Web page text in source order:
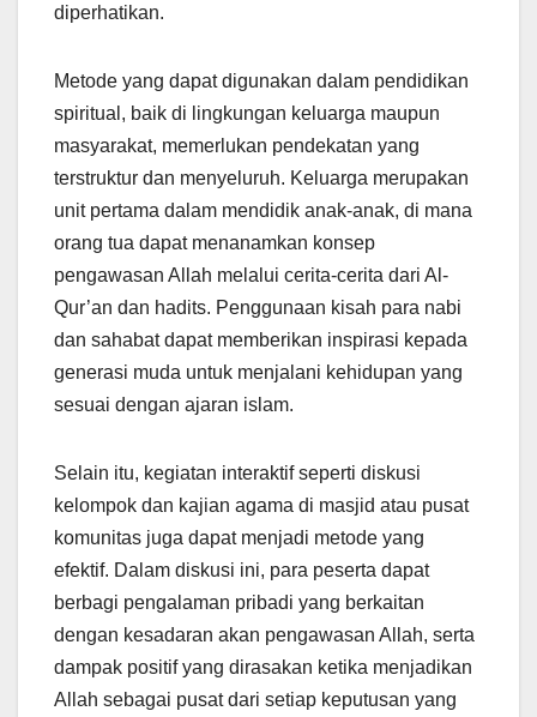
diperhatikan.
Metode yang dapat digunakan dalam pendidikan
spiritual, baik di lingkungan keluarga maupun
masyarakat, memerlukan pendekatan yang
terstruktur dan menyeluruh. Keluarga merupakan
unit pertama dalam mendidik anak-anak, di mana
orang tua dapat menanamkan konsep
pengawasan Allah melalui cerita-cerita dari Al-
Qur’an dan hadits. Penggunaan kisah para nabi
dan sahabat dapat memberikan inspirasi kepada
generasi muda untuk menjalani kehidupan yang
sesuai dengan ajaran islam.
Selain itu, kegiatan interaktif seperti diskusi
kelompok dan kajian agama di masjid atau pusat
komunitas juga dapat menjadi metode yang
efektif. Dalam diskusi ini, para peserta dapat
berbagi pengalaman pribadi yang berkaitan
dengan kesadaran akan pengawasan Allah, serta
dampak positif yang dirasakan ketika menjadikan
Allah sebagai pusat dari setiap keputusan yang